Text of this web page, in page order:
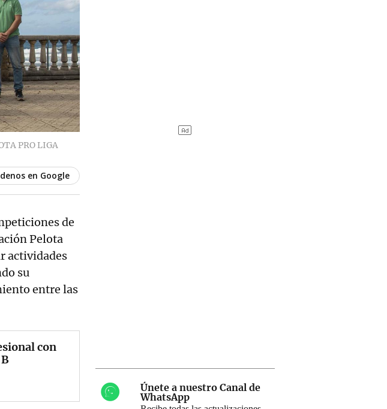
PRO LIGA
en Google
de
Pelota
actividades
su
entre las
con
Únete a nuestro Canal de
WhatsApp